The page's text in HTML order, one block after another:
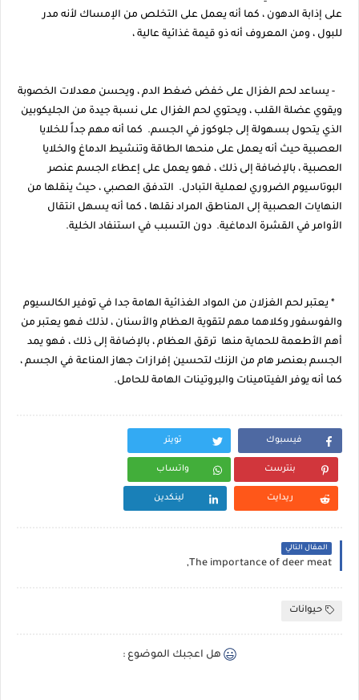
على إذابة الدهون ، كما أنه يعمل على التخلص من الإمساك لأنه مدر
للبول ، ومن المعروف أنه ذو قيمة غذائية عالية ،
- يساعد لحم الغزال على خفض ضغط الدم ، ويحسن معدلات الخصوبة
ويقوي عضلة القلب ، ويحتوي لحم الغزال على نسبة جيدة من الجليكوبين
الذي يتحول بسهولة إلى جلوكوز في الجسم. كما أنه مهم جداً للخلايا
العصبية حيث أنه يعمل على منحها الطاقة وتنشيط الدماغ والخلايا
العصبية ، بالإضافة إلى ذلك ، فهو يعمل على إعطاء الجسم عنصر
البوتاسيوم الضروري لعملية التبادل. التدفق العصبي ، حيث ينقلها من
النهايات العصبية إلى المناطق المراد نقلها ، كما أنه يسهل انتقال
الأوامر في القشرة الدماغية. دون التسبب في استنفاد الخلية.
* يعتبر لحم الغزلان من المواد الغذائية الهامة جدا في توفير الكالسيوم
والفوسفور وكلاهما مهم لتقوية العظام والأسنان ، لذلك فهو يعتبر من
أهم الأطعمة للحماية منها ترقق العظام ، بالإضافة إلى ذلك ، فهو يمد
الجسم بعنصر هام من الزنك لتحسين إفرازات جهاز المناعة في الجسم ،
كما أنه يوفر الفيتامينات والبروتينات الهامة للحامل.
فيسبوك تويتر
بنترست واتساب
ريدايت لينكدين
المقال التالي
The importance of deer meat,
حيوانات
هل اعجبك الموضوع :